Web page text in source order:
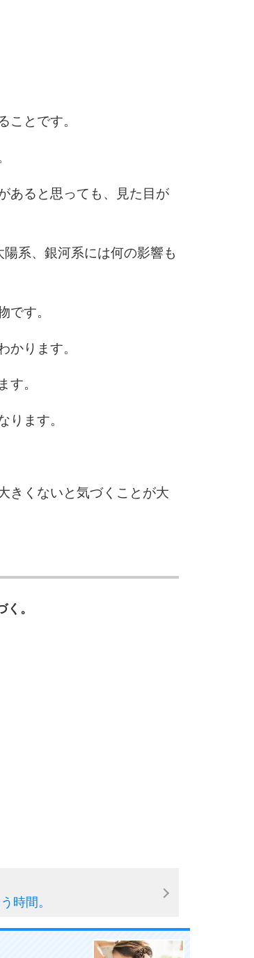
ことです。
あると思っても、見た目が
系、銀河系には何の影響も
です。
かります。
す。
ります。
きくないと気づくことが大
。
時間。